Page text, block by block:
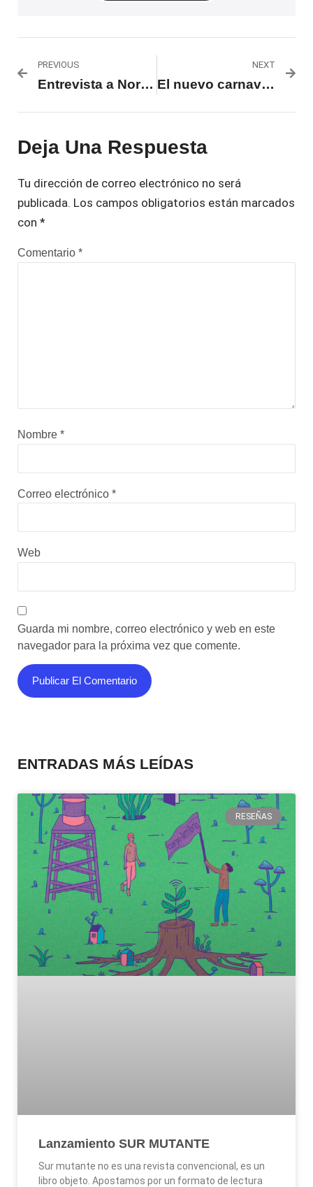
PREVIOUS
Entrevista a Norma Martínez: «A partir de esa discriminación que yo sentí, dije ‘voy a pintar a mi gente'»
NEXT
El nuevo carnaval que llega a las tablas
Deja Una Respuesta
Tu dirección de correo electrónico no será
publicada. Los campos obligatorios están marcados
con *
Comentario *
Nombre *
Correo electrónico *
Web
Guarda mi nombre, correo electrónico y web en este
navegador para la próxima vez que comente.
ENTRADAS MÁS LEÍDAS
RESEÑAS
Lanzamiento SUR MUTANTE
Sur mutante no es una revista convencional, es un
libro objeto. Apostamos por un formato de lectura